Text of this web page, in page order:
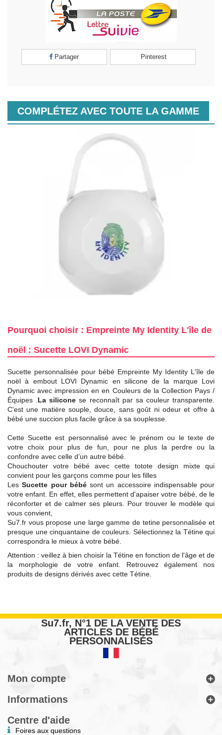
Partager Pinterest
COMPLÉTEZ AVEC TOUTE LA GAMME
Pourquoi choisir : Empreinte My Identity L'île de
noël : Sucette LOVI Dynamic
Sucette personnalisée pour bébé Empreinte My Identity L'île de
noël à embout LOVI Dynamic en silicone de la marque Lovi
Dynamic avec impression en en Couleurs de la Collection Pays /
Équipes .La siliconese reconnaît par sa couleur transparente.
C'est une matière souple, douce, sans goût ni odeur et offre à
bébé une succion plus facile grâce à sa souplesse.
Cette Sucette est personnalisé avec le prénom ou le texte de
votre choix pour plus de fun, pour ne plus la perdre ou la
confondre avec celle d’un autre bébé.
Chouchouter votre bébé avec cette totote design mixte qui
convient pour les garçons comme pour les filles
LesSucette pour bébésont un accessoire indispensable pour
votre enfant. En effet, elles permettent d'apaiser votre bébé, de le
réconforter et de calmer ses pleurs. Pour trouver le modèle qui
vous convient,
Su7.fr vous propose une large gamme de tetine personnalisée et
presque une cinquantaine de couleurs. Sélectionnez la Tétine qui
correspondra le mieux à votre bébé.
Attention : veillez à bien choisir la Tétine en fonction de l'âge et de
la morphologie de votre enfant. Retrouvez également nos
produits de designs dérivés avec cette Tétine.
Su7.fr, N°1 DE LA VENTE DES
ARTICLES DE BÉBÉ
PERSONNALISÉS
Mon compte
Informations
Centre d'aide
Foires aux questions